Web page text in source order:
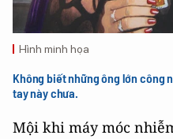
Hình minh họa
Không biết những ông lớn công
tay này chưa.
Mội khi máy móc